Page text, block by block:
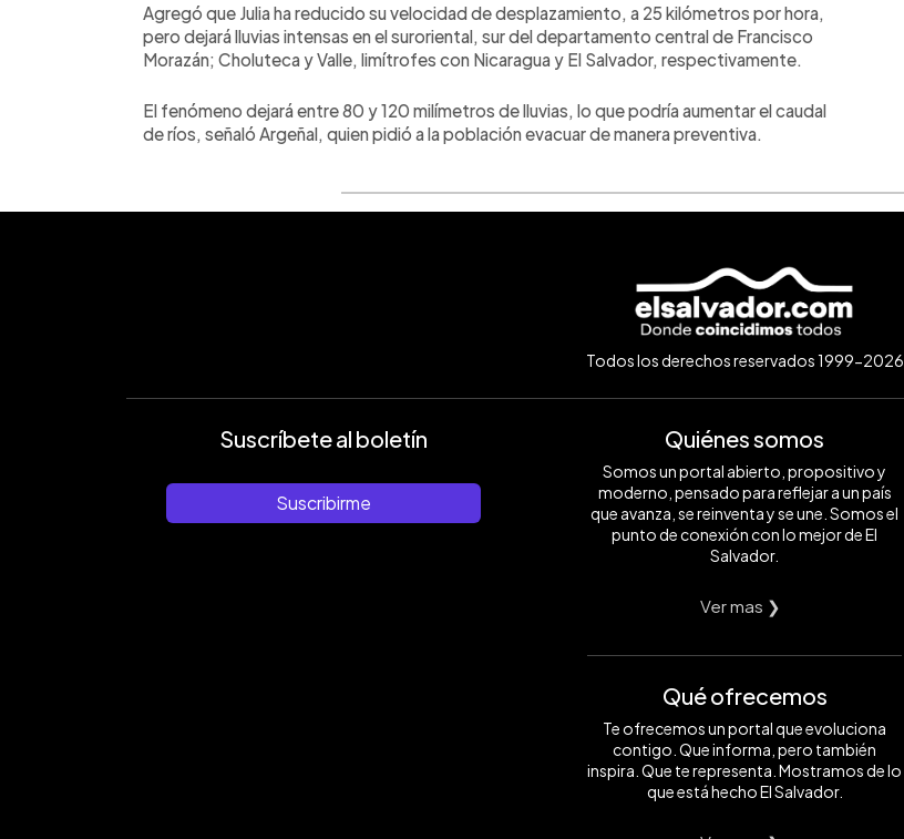
Agregó que Julia ha reducido su velocidad de desplazamiento, a 25 kilómetros por hora,
pero dejará lluvias intensas en el suroriental, sur del departamento central de Francisco
Morazán; Choluteca y Valle, limítrofes con Nicaragua y El Salvador, respectivamente.
El fenómeno dejará entre 80 y 120 milímetros de lluvias, lo que podría aumentar el caudal
de ríos, señaló Argeñal, quien pidió a la población evacuar de manera preventiva.
Todos los derechos reservados 1999-2026
Suscríbete al boletín
Suscribirme
Quiénes somos
Somos un portal abierto, propositivo y
moderno, pensado para reflejar a un país
que avanza, se reinventa y se une. Somos el
punto de conexión con lo mejor de El
Salvador.
Ver mas ❯
Qué ofrecemos
Te ofrecemos un portal que evoluciona
contigo. Que informa, pero también
inspira. Que te representa. Mostramos de lo
que está hecho El Salvador.